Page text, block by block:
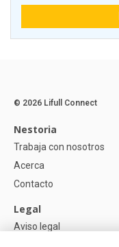
© 2026 Lifull Connect
Nestoria
Trabaja con nosotros
Acerca
Contacto
Legal
Aviso legal